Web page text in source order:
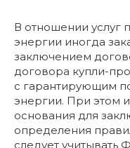
В отношении услуг
энергии иногда
заключением
договора купли-
с гарантирующим
энергии. При этом
основания для
определения
следует учитывать